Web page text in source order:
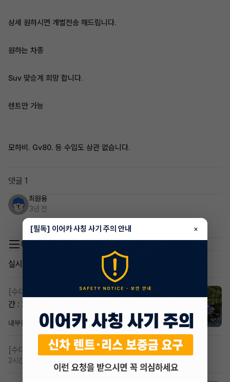
상세 원하시면 개별전송 해드립니다.
원하는 차종
Suv 맞승계 희망 합니다.
렌트만 가능
모하비. Gv80. 등 수입도 상관 없습니다.
댓글 1
최원용
3년 전
연락처가 없네요 x6는 어떠신가요?
목록 이동
실시간 인기글
[수다방]
스포티지하이브리드 승계합니다(잔여렌트기
간 : 26개월)
내부결재 1일 전 조회 835댓글 1
[수다방] 저신용 무심사 or 신차 렌트 찾으시는분!!
2시간 전
[필독] 이어카 사칭 사기 주의 안내 ×